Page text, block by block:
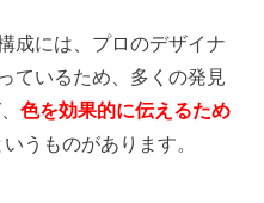
成には、プロのデザイナ
ているため、多くの発見
色を効果的に伝えるため
いうものがあります。